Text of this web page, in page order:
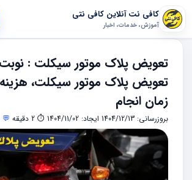
کافی نت آنلاین کافی نتی
آموزش، خدمات، اخبار
تعويض پلاک موتور سيکلت :
تعویض پلاک موتور سیکلت،
زمان انجام
بروزرسانی: 1404/12/13 ایجاد: 1404/11/02 ⏱ 2 دقیقه 💬 0 نظر